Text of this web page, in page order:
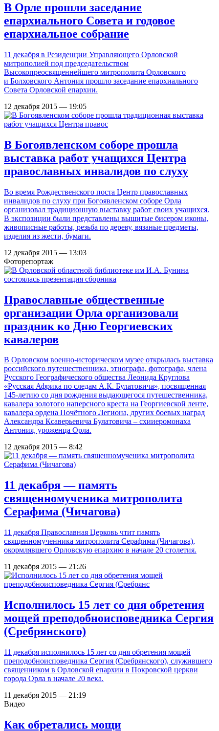
В Орле прошли заседание
епархиального Совета и годовое
епархиальное собрание
11 декабря в Резиденции Управляющего Орловской
митрополией под председательством
Высокопреосвященнейшего митрополита Орловского
и Болховского Антония прошло заседание епархиального
Совета Орловской епархии.
12 декабря 2015 — 19:05
В Богоявленском соборе прошла
выставка работ учащихся Центра
православных инвалидов по слуху
Во время Рождественского поста Центр православных
инвалидов по слуху при Богоявленском соборе Орла
организовал традиционную выставку работ своих учащихся.
В экспозиции были представлены вышитые бисером иконы,
живописные работы, резьба по дереву, вязаные предметы,
изделия из жести, бумаги.
12 декабря 2015 — 13:03
Фоторепортаж
Православные общественные
организации Орла организовали
праздник ко Дню Георгиевских
кавалеров
В Орловском военно-историческом музее открылась выставка
российского путешественника, этнографа, фотографа, члена
Русского Географического общества Леонида Круглова
«Русская Африка по следам А.К. Булатовича», посвященная
145-летию со дня рождения выдающегося путешественника,
кавалера золотого наперсного креста на Георгиевской ленте,
кавалера ордена Почётного Легиона, других боевых наград
Александра Ксаверьевича Булатовича – схииеромонаха
Антония, уроженца Орла.
12 декабря 2015 — 8:42
11 декабря — память
священномученика митрополита
Серафима (Чичагова)
11 декабря Православная Церковь чтит память
священномученника митрополита Серафима (Чичагова),
окормлявшего Орловскую епархию в начале 20 столетия.
11 декабря 2015 — 21:26
Исполнилось 15 лет со дня обретения
мощей преподобноисповедника Сергия
(Сребрянского)
11 декабря исполнилось 15 лет со дня обретения мощей
преподобноисповедника Сергия (Сребрянского), служившего
священником в Орловской епархии в Покровской церкви
города Орла в начале 20 века.
11 декабря 2015 — 21:19
Видео
Как обретались мощи